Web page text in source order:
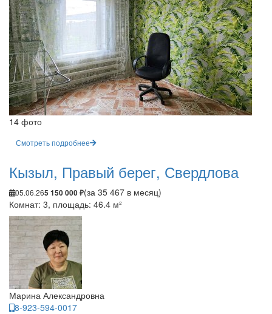
14 фото
Смотреть подробнее
Кызыл, Правый берег, Свердлова
05.06.265 150 000 ₽(за 35 467 в месяц)
Комнат: 3, площадь: 46.4 м²
Марина Александровна
8-923-594-0017